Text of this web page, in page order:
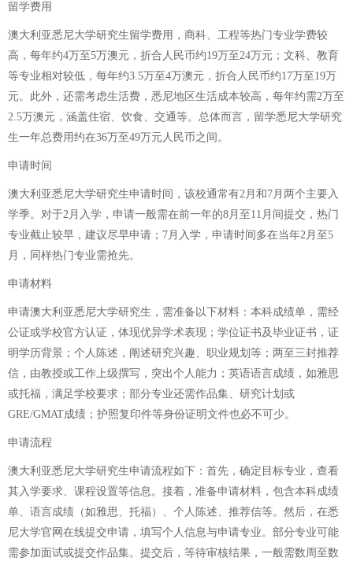
留学费用
澳大利亚悉尼大学研究生留学费用，商科、工程等热门专业学费较
高，每年约4万至5万澳元，折合人民币约19万至24万元；文科、教育
等专业相对较低，每年约3.5万至4万澳元，折合人民币约17万至19万
元。此外，还需考虑生活费，悉尼地区生活成本较高，每年约需2万至
2.5万澳元，涵盖住宿、饮食、交通等。总体而言，留学悉尼大学研究
生一年总费用约在36万至49万元人民币之间。
申请时间
澳大利亚悉尼大学研究生申请时间，该校通常有2月和7月两个主要入
学季。对于2月入学，申请一般需在前一年的8月至11月间提交，热门
专业截止较早，建议尽早申请；7月入学，申请时间多在当年2月至5
月，同样热门专业需抢先。
申请材料
申请澳大利亚悉尼大学研究生，需准备以下材料：本科成绩单，需经
公证或学校官方认证，体现优异学术表现；学位证书及毕业证书，证
明学历背景；个人陈述，阐述研究兴趣、职业规划等；两至三封推荐
信，由教授或工作上级撰写，突出个人能力；英语语言成绩，如雅思
或托福，满足学校要求；部分专业还需作品集、研究计划或
GRE/GMAT成绩；护照复印件等身份证明文件也必不可少。
申请流程
澳大利亚悉尼大学研究生申请流程如下：首先，确定目标专业，查看
其入学要求、课程设置等信息。接着，准备申请材料，包含本科成绩
单、语言成绩（如雅思、托福）、个人陈述、推荐信等。然后，在悉
尼大学官网在线提交申请，填写个人信息与申请专业。部分专业可能
需参加面试或提交作品集。提交后，等待审核结果，一般需数周至数